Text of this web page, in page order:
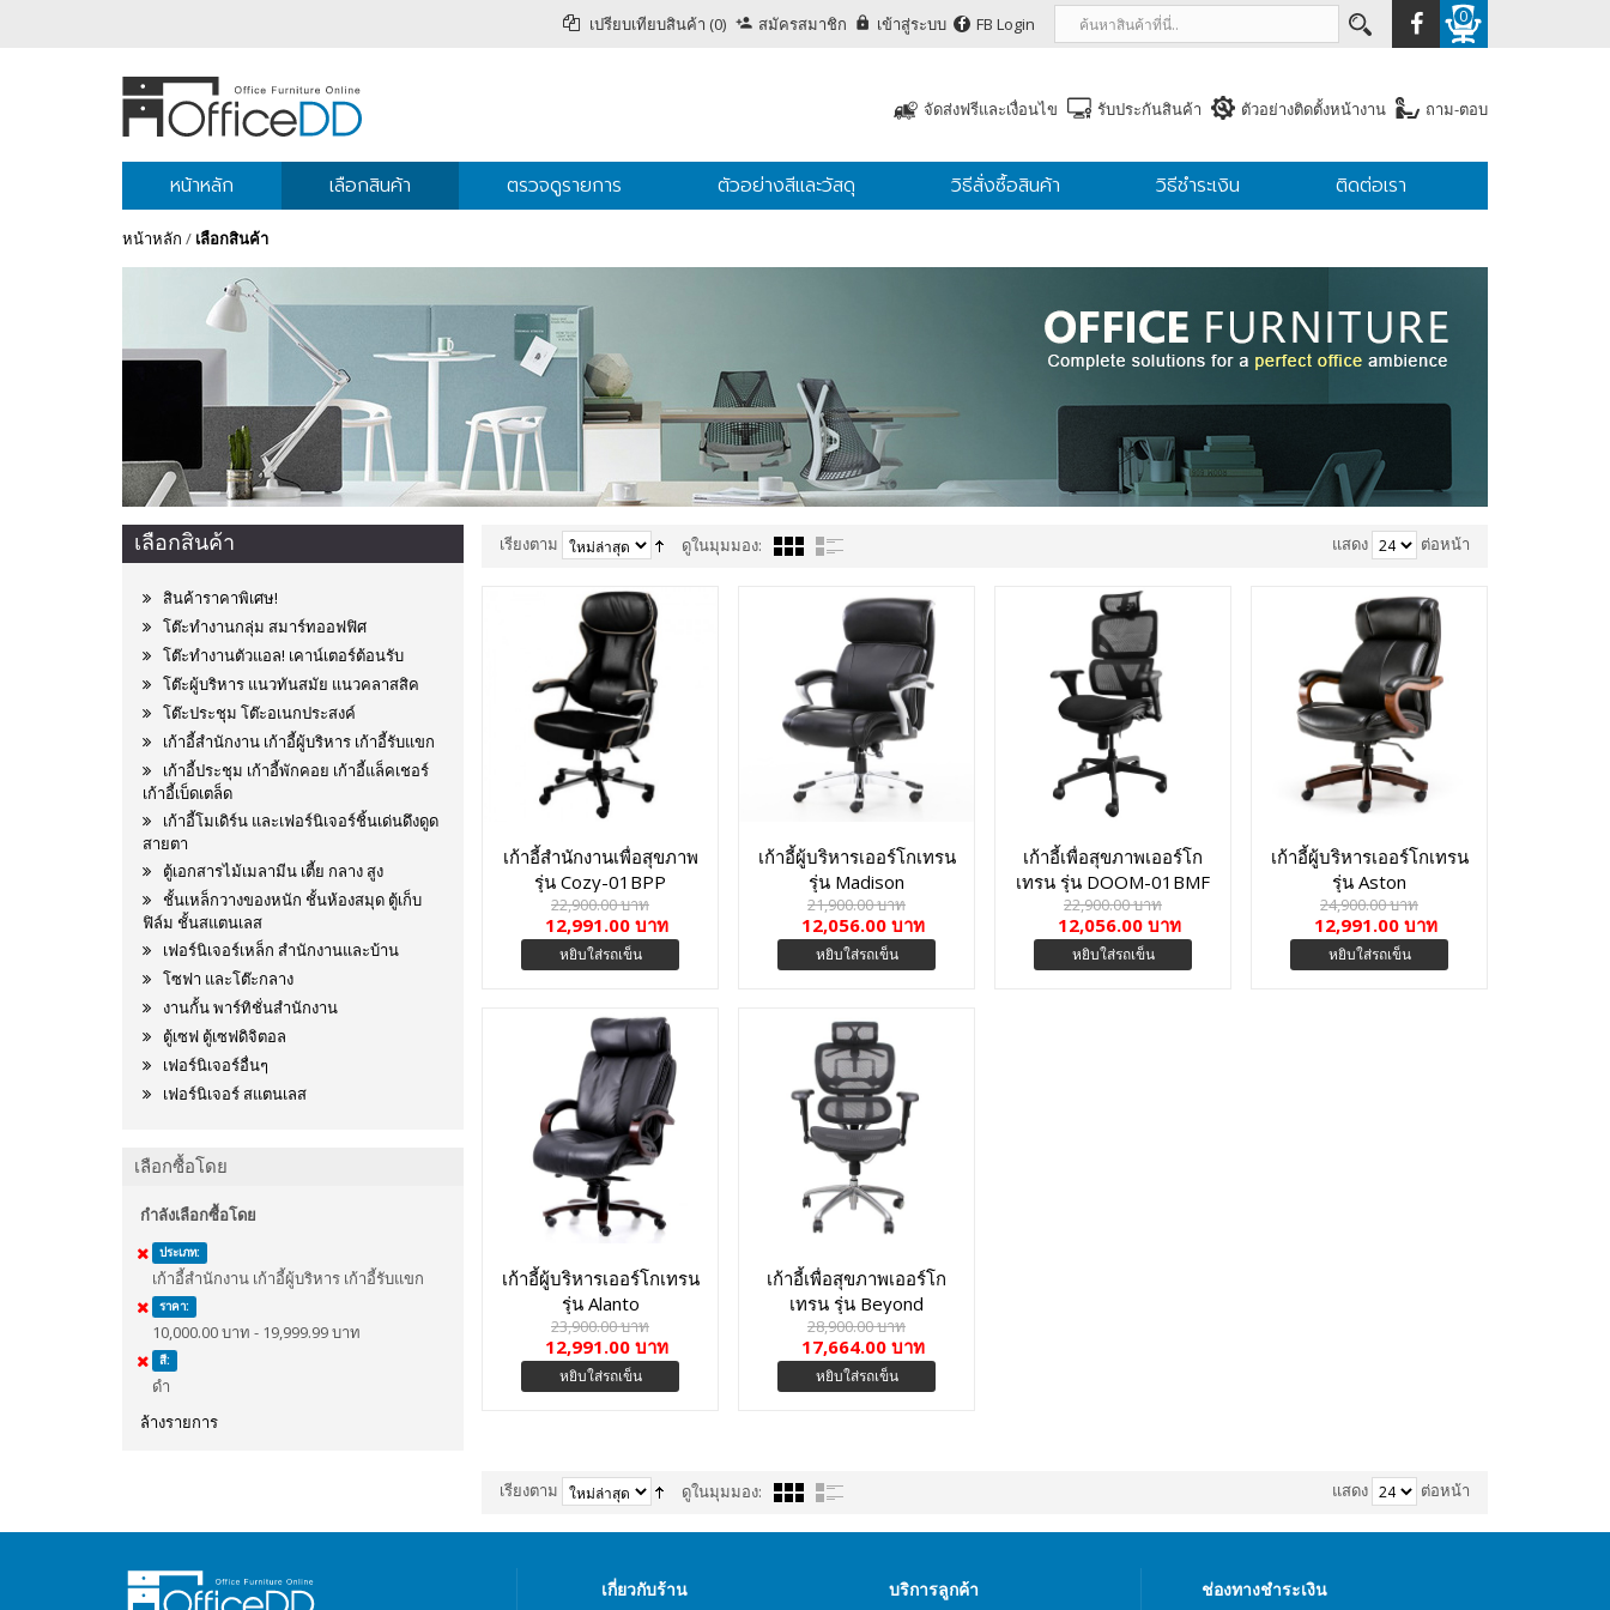
0
เปรียบเทียบสินค้า (0) สมัครสมาชิก เข้าสู่ระบบ FB Login
จัดส่งฟรีและเงื่อนไข รับประกันสินค้า ตัวอย่างติดตั้งหน้างาน ถาม-ตอบ
หน้าหลัก เลือกสินค้า ตรวจดูรายการ ตัวอย่างสีและวัสดุ วิธีสั่งซื้อสินค้า วิธีชำระเงิน ติดต่อเรา
หน้าหลัก / เลือกสินค้า
เลือกสินค้า
สินค้าราคาพิเศษ!
โต๊ะทำงานกลุ่ม สมาร์ทออฟฟิศ
โต๊ะทำงานตัวแอล! เคาน์เตอร์ต้อนรับ
โต๊ะผู้บริหาร แนวทันสมัย แนวคลาสสิค
โต๊ะประชุม โต๊ะอเนกประสงค์
เก้าอี้สำนักงาน เก้าอี้ผู้บริหาร เก้าอี้รับแขก
เก้าอี้ประชุม เก้าอี้พักคอย เก้าอี้แล็คเชอร์
เก้าอี้เบ็ดเตล็ด
เก้าอี้โมเดิร์น และเฟอร์นิเจอร์ชิ้นเด่นดึงดูด
สายตา
ตู้เอกสารไม้เมลามีน เตี้ย กลาง สูง
ชั้นเหล็กวางของหนัก ชั้นห้องสมุด ตู้เก็บ
ฟิล์ม ชั้นสแตนเลส
เฟอร์นิเจอร์เหล็ก สำนักงานและบ้าน
โซฟา และโต๊ะกลาง
งานกั้น พาร์ทิชั่นสำนักงาน
ตู้เซฟ ตู้เซฟดิจิตอล
เฟอร์นิเจอร์อื่นๆ
เฟอร์นิเจอร์ สแตนเลส
เลือกซื้อโดย
กำลังเลือกซื้อโดย
ประเภท:
เก้าอี้สำนักงาน เก้าอี้ผู้บริหาร เก้าอี้รับแขก
ราคา:
10,000.00 บาท - 19,999.99 บาท
สี:
ดำ
ล้างรายการ
เรียงตาม ดูในมุมมอง: แสดง ต่อหน้า
เก้าอี้สำนักงานเพื่อสุขภาพ
รุ่น Cozy-01BPP
22,900.00 บาท
12,991.00 บาท
หยิบใส่รถเข็น
เก้าอี้ผู้บริหารเออร์โกเทรน
รุ่น Madison
21,900.00 บาท
12,056.00 บาท
หยิบใส่รถเข็น
เก้าอี้เพื่อสุขภาพเออร์โก
เทรน รุ่น DOOM-01BMF
22,900.00 บาท
12,056.00 บาท
หยิบใส่รถเข็น
เก้าอี้ผู้บริหารเออร์โกเทรน
รุ่น Aston
24,900.00 บาท
12,991.00 บาท
หยิบใส่รถเข็น
เก้าอี้ผู้บริหารเออร์โกเทรน
รุ่น Alanto
23,900.00 บาท
12,991.00 บาท
หยิบใส่รถเข็น
เก้าอี้เพื่อสุขภาพเออร์โก
เทรน รุ่น Beyond
Signature-01GMM
28,900.00 บาท
17,664.00 บาท
หยิบใส่รถเข็น
เรียงตาม ดูในมุมมอง: แสดง ต่อหน้า
เกี่ยวกับร้าน บริการลูกค้า ช่องทางชำระเงิน